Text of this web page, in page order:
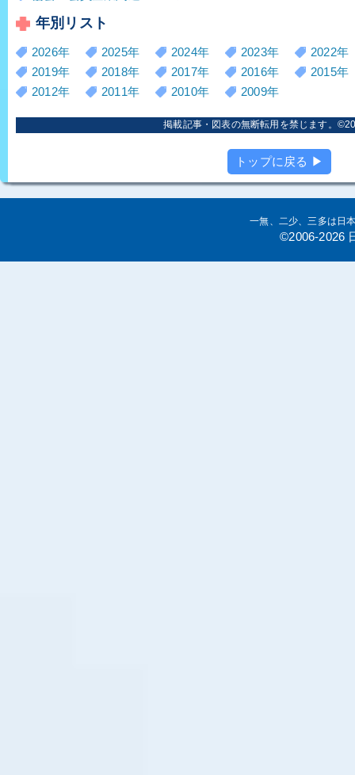
年別リスト
2026年 2025年 2024年 2023年
2022年
2019年
2018年 2017年 2016年
2015年
2012年
2011年 2010年 2009年
掲載記事・図表の無断転用を禁じます。
トップに戻る ▶
一無、二少、三多は日
©2006-2026